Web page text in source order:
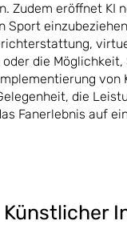
Zudem eröffnet KI
Sport
die
von
die
Fanerlebnis auf
Künstlicher